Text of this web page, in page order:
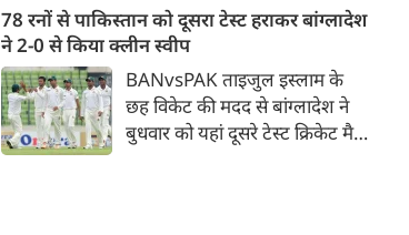
जिसमें युवा ऑलराउंडर माधव तिवारी
सबसे बड़े आकर्षण के रूप में
उभरकर सामने आए हैं। इंडियन
प्रीमियर लीग में दिल्ली कैपिटल्स का
हिस्सा रहे माधव तिवारी इस समय
मध्य प्रदेश के सबसे चर्चित युवा
78 रनों से पाकिस्तान को दूसरा टेस्ट हराकर बांग्लादेश
ने 2-0 से किया क्लीन स्वीप
BANvsPAK ताइजुल इस्लाम के
छह विकेट की मदद से बांग्लादेश ने
बुधवार को यहां दूसरे टेस्ट क्रिकेट मैच